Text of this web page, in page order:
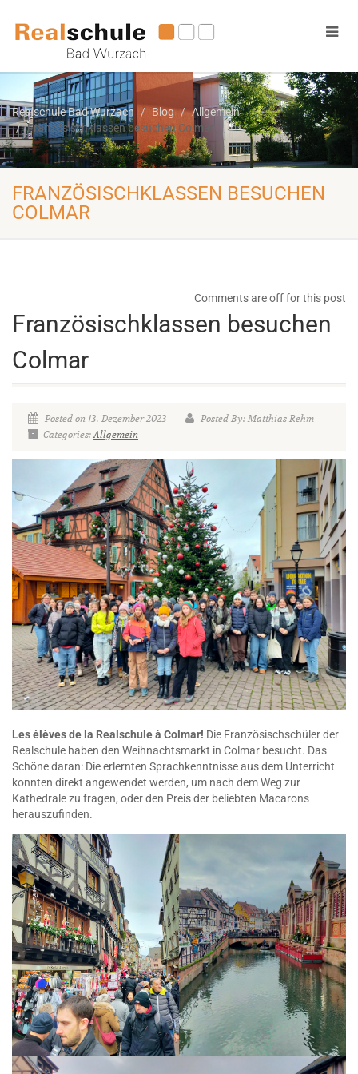
Realschule Bad Wurzach Blog
Allgemein
Französischklassen besuchen Colmar
FRANZÖSISCHKLASSEN BESUCHEN
COLMAR
Comments are off for this post
Französischklassen besuchen
Colmar
Posted on 13. Dezember 2023
Posted By: Matthias Rehm
Categories:Allgemein
Les élèves de la Realschule à Colmar! Die Französischschüler der
Realschule haben den Weihnachtsmarkt in Colmar besucht. Das
Schöne daran: Die erlernten Sprachkenntnisse aus dem Unterricht
konnten direkt angewendet werden, um nach dem Weg zur
Kathedrale zu fragen, oder den Preis der beliebten Macarons
herauszufinden.